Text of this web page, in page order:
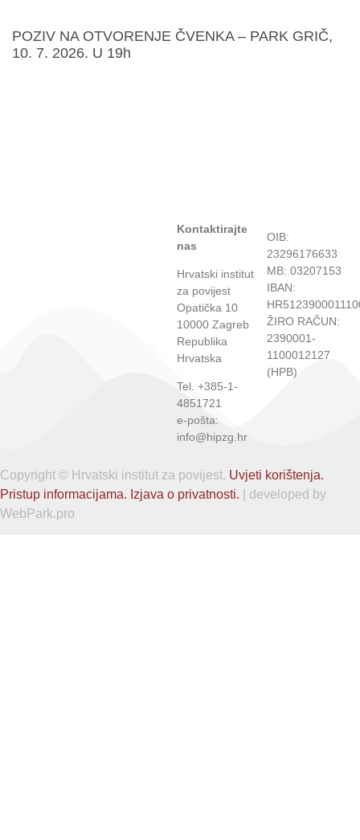
POZIV NA OTVORENJE ČVENKA – PARK GRIČ,
10. 7. 2026. U 19h
Kontaktirajte
nas
Hrvatski institut
za povijest
Opatička 10
10000 Zagreb
Republika
Hrvatska
Tel. +385-1-
4851721
e-pošta:
info@hipzg.hr
OIB:
23296176633
MB: 03207153
IBAN:
ŽIRO RAČUN:
2390001-
1100012127
(HPB)
Copyright © Hrvatski institut za povijest. Uvjeti korištenja.
Pristup informacijama. Izjava o privatnosti. | developed by
WebPark.pro